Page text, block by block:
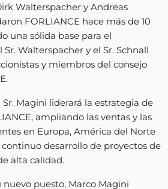
Walterspacher y Andreas
FORLIANCE hace más de 10
una sólida base para el
Walterspacher y el Sr. Schnall
y miembros del consejo
Sr. Magini liderará la estrategia de
ampliando las ventas y las
en Europa, América del Norte
desarrollo de proyectos de
alta calidad.
puesto, Marco Magini